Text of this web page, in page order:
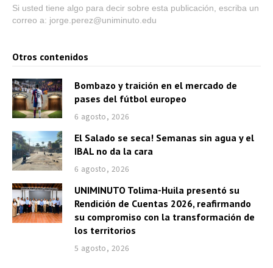
Si usted tiene algo para decir sobre esta publicación, escriba un
correo a: jorge.perez@uniminuto.edu
Otros contenidos
Bombazo y traición en el mercado de
pases del fútbol europeo
6 agosto, 2026
El Salado se seca! Semanas sin agua y el
IBAL no da la cara
6 agosto, 2026
UNIMINUTO Tolima-Huila presentó su
Rendición de Cuentas 2026, reafirmando
su compromiso con la transformación de
los territorios
5 agosto, 2026